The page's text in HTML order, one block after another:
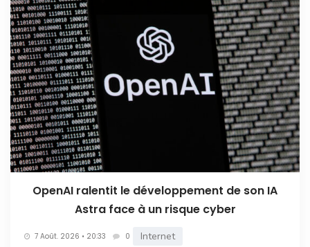
OpenAI ralentit le développement de son IA
Astra face à un risque cyber
7 Août. 2026 • 20:33 0 Internet